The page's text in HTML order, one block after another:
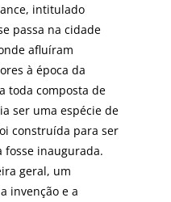
intitulado
passa na cidade
afluíram
à época da
toda composta de
ser uma espécie de
construída para ser
inaugurada.
geral, um
invenção e a